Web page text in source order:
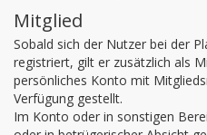
Mitglied
Sobald sich der Nutzer bei der
registriert, gilt er zusätzlich als
persönliches Konto mit
Verfügung gestellt.
Im Konto oder in sonstigen